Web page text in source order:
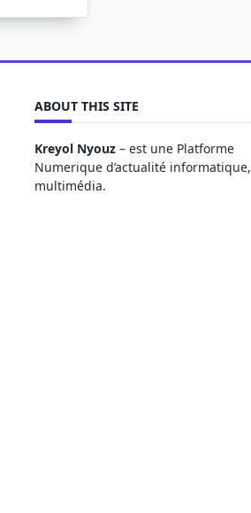
ABOUT THIS SITE
Kreyol Nyouz – est une Platforme
Numerique d’actualité informatique,
multimédia.